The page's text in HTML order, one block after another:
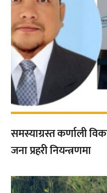
समस्याग्रस्त कर्णाली
जना प्रहरी नियन्त्रणमा
,